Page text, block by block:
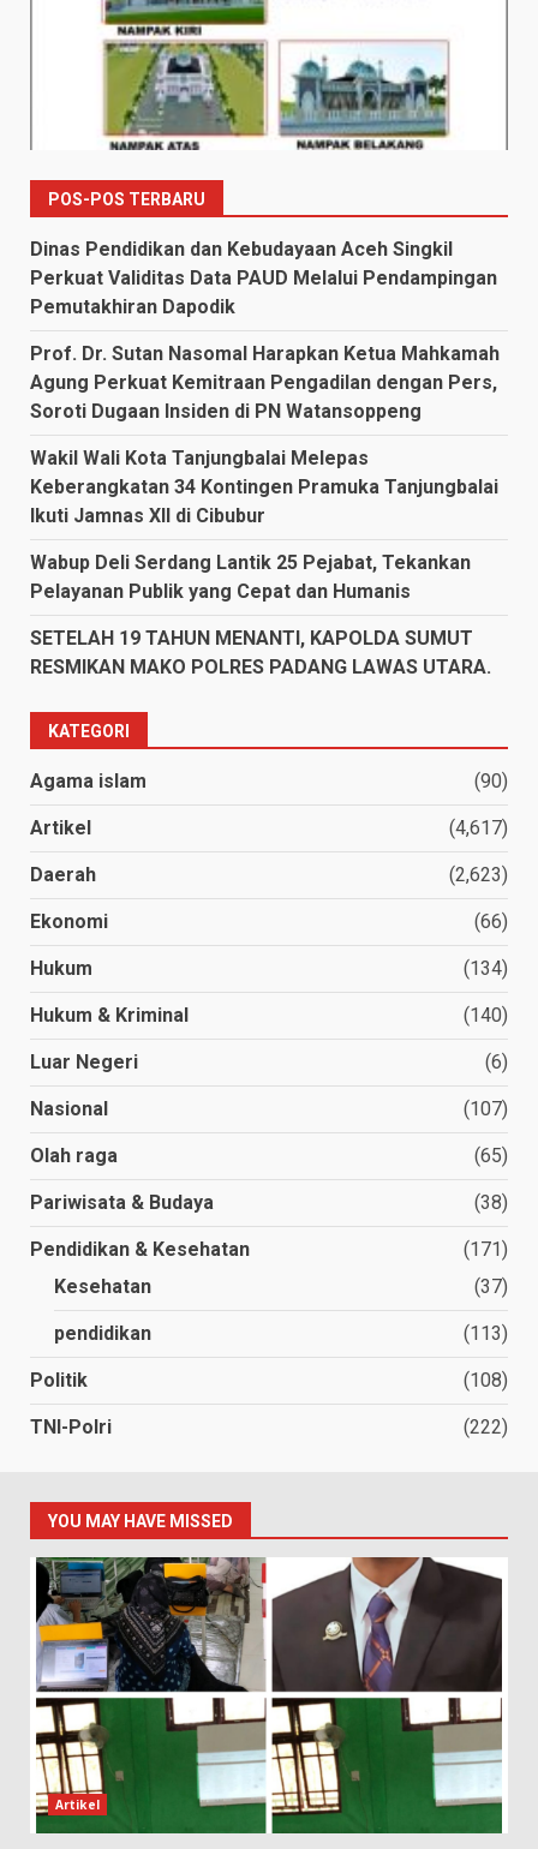
POS-POS TERBARU
Dinas Pendidikan dan Kebudayaan Aceh Singkil
Perkuat Validitas Data PAUD Melalui Pendampingan
Pemutakhiran Dapodik
Prof. Dr. Sutan Nasomal Harapkan Ketua Mahkamah
Agung Perkuat Kemitraan Pengadilan dengan Pers,
Soroti Dugaan Insiden di PN Watansoppeng
Wakil Wali Kota Tanjungbalai Melepas
Keberangkatan 34 Kontingen Pramuka Tanjungbalai
Ikuti Jamnas XII di Cibubur
Wabup Deli Serdang Lantik 25 Pejabat, Tekankan
Pelayanan Publik yang Cepat dan Humanis
SETELAH 19 TAHUN MENANTI, KAPOLDA SUMUT
RESMIKAN MAKO POLRES PADANG LAWAS UTARA.
KATEGORI
Agama islam (90)
Artikel (4,617)
Daerah (2,623)
Ekonomi (66)
Hukum (134)
Hukum & Kriminal (140)
Luar Negeri (6)
Nasional (107)
Olah raga (65)
Pariwisata & Budaya (38)
Pendidikan & Kesehatan
(171)
Kesehatan
(37)
pendidikan (113)
Politik (108)
TNI-Polri (222)
YOU MAY HAVE MISSED
Artikel